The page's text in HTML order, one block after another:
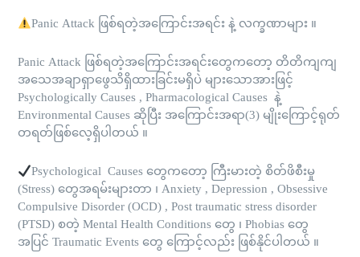
Panic Attack ဖြစ်ရတဲ့အကြောင်းအရင်း နဲ့ လက္ခဏာများ ။
Panic Attack ဖြစ်ရတဲ့အကြောင်းအရင်းတွေကတော့ တိတိကျကျ
အသေအချာရှာဖွေသိရှိထားခြင်းမရှိပဲ များသောအားဖြင့်
Psychologically Causes , Pharmacological Causes နဲ့
Environmental Causes ဆိုပြီး အကြောင်းအရာ(3) မျိုးကြောင့်ရုတ်
တရတ်ဖြစ်လေ့ရှိပါတယ် ။
Psychological Causes တွေကတော့ ကြီးမားတဲ့ စိတ်ဖိစီးမှု
(Stress) တွေအရမ်းများတာ ၊ Anxiety , Depression , Obsessive
Compulsive Disorder (OCD) , Post traumatic stress disorder
(PTSD) စတဲ့ Mental Health Conditions တွေ ၊ Phobias တွေ
အပြင် Traumatic Events တွေ ကြောင့်လည်း ဖြစ်နိုင်ပါတယ် ။